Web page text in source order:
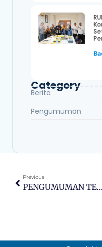
Category
Berita
Pengumuman
Previous
PENGUMUMAN TENDER DENGAN PASCAKUALIFIKASI BAHAN KIMIA 2025